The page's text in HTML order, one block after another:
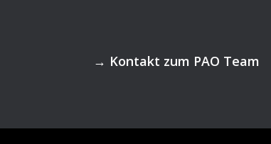
→ Kontakt zum PAO Team